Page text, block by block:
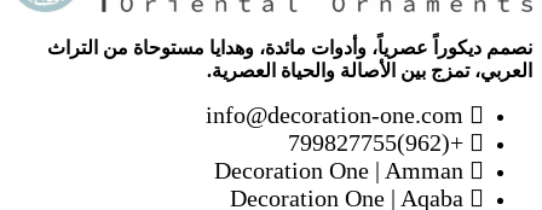
نصمم ديكوراً عصرياً، وأدوات مائدة، وهدايا مستوحاة من التراث
العربي، تمزج بين الأصالة والحياة العصرية.
info@decoration-one.com
+(962)799827755
Decoration One | Amman
Decoration One | Aqaba